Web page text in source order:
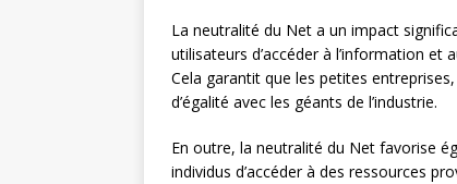
La neutralité du Net a un impact
utilisateurs d’accéder à l’information
Cela garantit que les petites
d’égalité avec les géants de l’industrie.
En outre, la neutralité du Net favorise
individus d’accéder à des ressources